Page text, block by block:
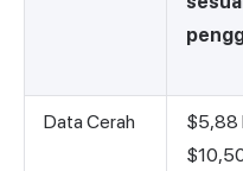
Data Cerah
$5,88